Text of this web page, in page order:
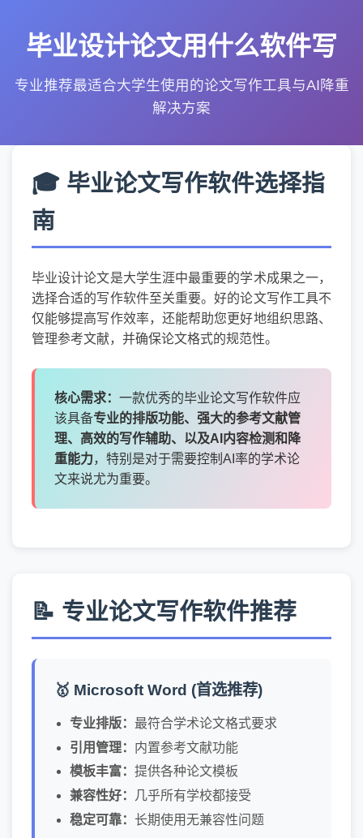
毕业设计论文用什么软件写
专业推荐最适合大学生使用的论文写作工具与AI降重
解决方案
🎓 毕业论文写作软件选择指
南
毕业设计论文是大学生涯中最重要的学术成果之一，
选择合适的写作软件至关重要。好的论文写作工具不
仅能够提高写作效率，还能帮助您更好地组织思路、
管理参考文献，并确保论文格式的规范性。
核心需求： 一款优秀的毕业论文写作软件应
该具备专业的排版功能、强大的参考文献管
理、高效的写作辅助、以及AI内容检测和降
重能力，特别是对于需要控制AI率的学术论
文来说尤为重要。
📝 专业论文写作软件推荐
🥇 Microsoft Word (首选推荐)
专业排版：最符合学术论文格式要求
引用管理： 内置参考文献功能
模板丰富：提供各种论文模板
兼容性好：
几乎所有学校都接受
稳定可靠： 长期使用无兼容性问题